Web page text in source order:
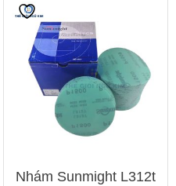
Nhám Sunmight L312t